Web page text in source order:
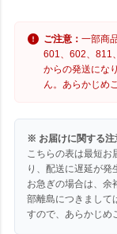
ご注意：一部商
601、602、811
からの発送にな
ん。あらかじめ
※ お届けに関する注
こちらの表は最短お
り、配送に遅延が発
お急ぎの場合は、余
部離島につきまして
すので、あらかじめ